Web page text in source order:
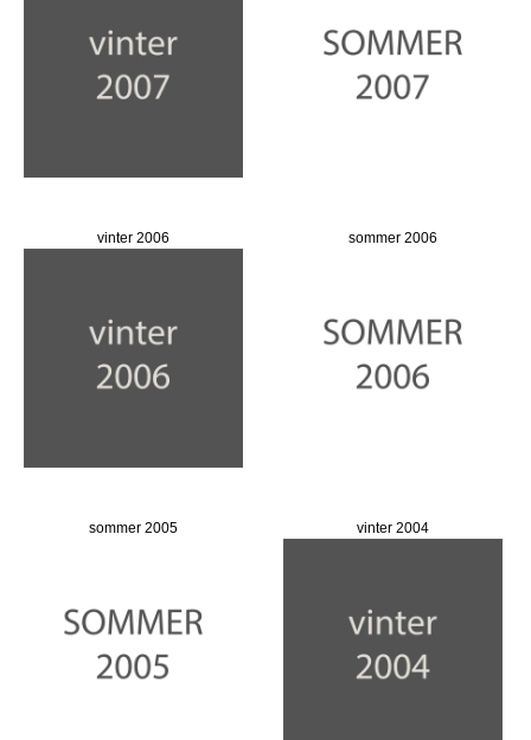
vinter 2006 sommer 2006
sommer 2005 vinter 2004